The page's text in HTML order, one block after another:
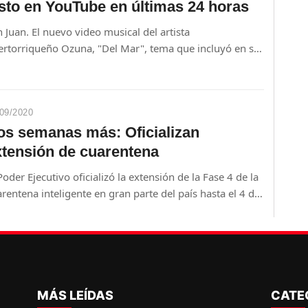
en YouTube en últimas 24 horas
Juan. El nuevo video musical del artista
Ozuna, "Del Mar", tema que incluyó en su
2020
semanas más: Oficializan
de cuarentena
Ejecutivo oficializó la extensión de la Fase 4 de la
inteligente en gran parte del país hasta el 4 de
MÁS LEÍDAS